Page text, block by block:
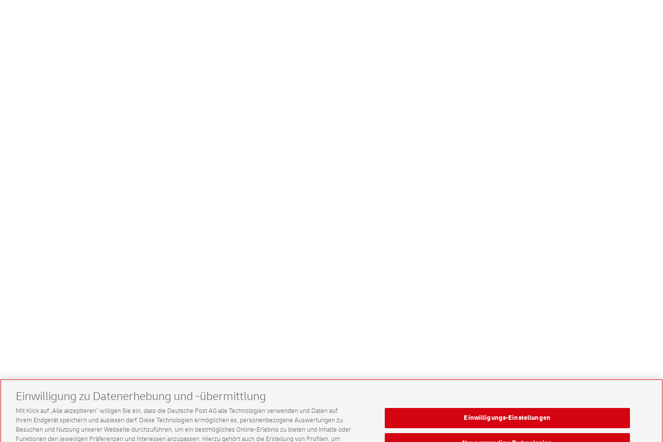
Einwilligung zu Datenerhebung und -übermittlung
Mit Klick auf „Alle akzeptieren” willigen Sie ein, dass die Deutsche Post AG alle Technologien verwenden und Daten auf
Ihrem Endgerät speichern und auslesen darf. Diese Technologien ermöglichen es, personenbezogene Auswertungen zu
Besuchen und Nutzung unserer Webseite durchzuführen, um ein bestmögliches Online-Erlebnis zu bieten und Inhalte oder
Funktionen den jeweiligen Präferenzen und Interessen anzupassen. Hierzu gehört auch die Erstellung von Profilen, um
Einwilligungs-Einstellungen